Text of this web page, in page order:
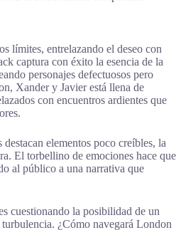
límites, entrelazando el deseo con
captura con éxito la esencia de la
personajes defectuosos pero
Xander y Javier está llena de
con encuentros ardientes que
elementos poco creíbles, la
El torbellino de emociones hace que
al público a una narrativa que
cuestionando la posibilidad de un
¿Cómo navegará London